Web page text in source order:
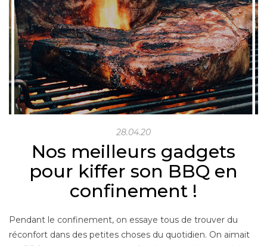
28.04.20
Nos meilleurs gadgets
pour kiffer son BBQ en
confinement !
Pendant le confinement, on essaye tous de trouver du
réconfort dans des petites choses du quotidien. On aimait